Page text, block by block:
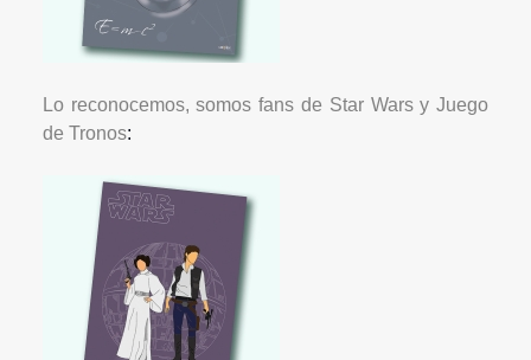
Lo reconocemos, somos fans de Star Wars y Juego
de Tronos: